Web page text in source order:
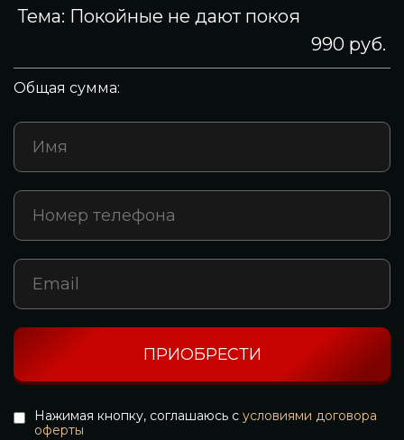
Тема: Покойные не дают покоя
990 руб.
Общая сумма:
ПРИОБРЕСТИ
Нажимая кнопку, соглашаюсь с условиями договора
оферты